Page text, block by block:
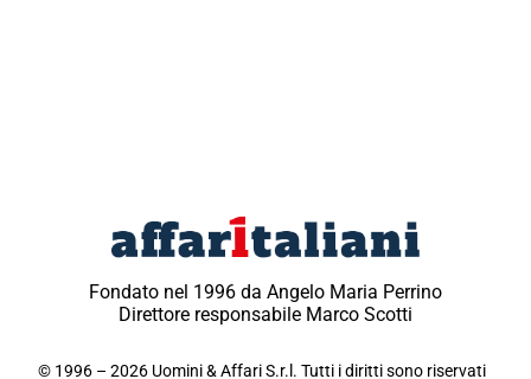
Fondato nel 1996 da Angelo Maria Perrino
Direttore responsabile Marco Scotti
© 1996 – 2026 Uomini & Affari S.r.l. Tutti i diritti sono riservati